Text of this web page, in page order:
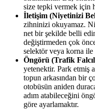
size tepki vermek için
İletişim (Niyetinizi
zihninizi okuyamaz.
net bir şekilde belli
değiştirmeden çok
selektör veya korna ile
Öngörü (Trafik
yetenektir. Park etmiş
topun arkasından bir
otobüsün aniden
adım atabileceğini
göre ayarlamaktır.